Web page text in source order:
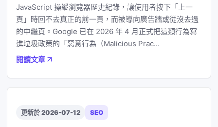
JavaScript 操縱瀏覽器歷史紀錄，讓使用者按下「上一
頁」時回不去真正的前一頁，而被導向廣告牆或從沒去過
的中繼頁。Google 已在 2026 年 4 月正式把這類行為寫
進垃圾政策的「惡意行為（Malicious Prac…
閱讀文章
更新於 2026-07-12 SEO